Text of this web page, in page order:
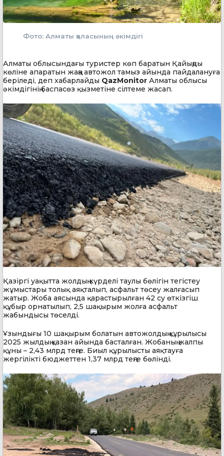
Фото: Алматы қаласының әкімдігі
Алматы облысындағы туристер көп баратын Қайыңды
көліне апаратын жаңа автожол тамыз айында пайдалануға
беріледі, деп хабарлайды QazMonitor Алматы облысы
әкімдігінің баспасөз қызметіне сілтеме жасап.
Қазіргі уақытта жолдың күрделі таулы бөлігін тегістеу
жұмыстары толық аяқталып, асфальт төсеу жалғасып
жатыр. Жоба аясында қарастырылған 42 су өткізгіш
құбыр орнатылып, 2,5 шақырым жолға асфальт
жабындысы төселді.
Ұзындығы 10 шақырым болатын автожолдың құрылысы
2025 жылдың қазан айында басталған. Жобаның жалпы
құны – 2,43 млрд теңге. Биыл құрылысты аяқтауға
жергілікті бюджеттен 1,37 млрд теңге бөлінді.